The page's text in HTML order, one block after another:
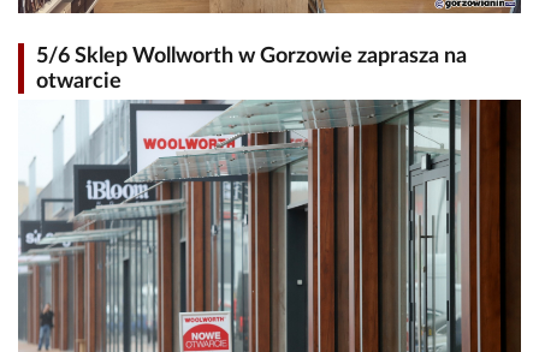
5/6 Sklep Wollworth w Gorzowie zaprasza na
otwarcie